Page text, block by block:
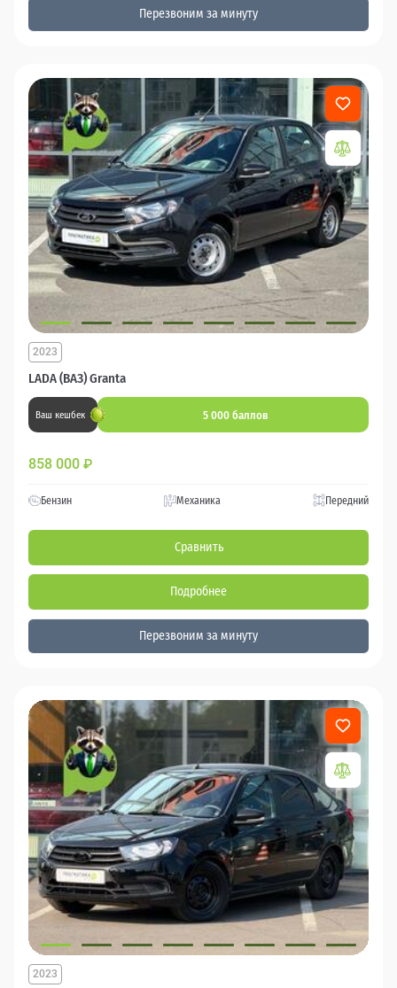
Перезвоним за минуту
LADA (ВАЗ) Granta
2023
Ваш кешбек 5 000 баллов
858 000 ₽
Бензин Механика Передний
Сравнить
Подробнее
Перезвоним за минуту
2023